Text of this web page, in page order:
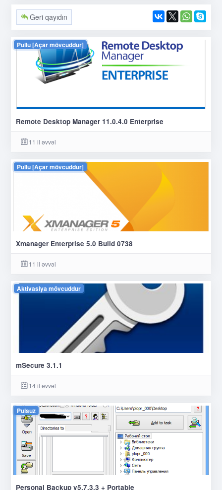
Geri qayıdın
Pullu [Açar mövcuddur]
Remote Desktop Manager 11.0.4.0 Enterprise
11 il əvvəl
Pullu [Açar mövcuddur]
Xmanager Enterprise 5.0 Build 0738
11 il əvvəl
Aktivasiya mövcuddur
mSecure 3.1.1
14 il əvvəl
Pulsuz
Personal Backup v5.7.3.3 + Portable